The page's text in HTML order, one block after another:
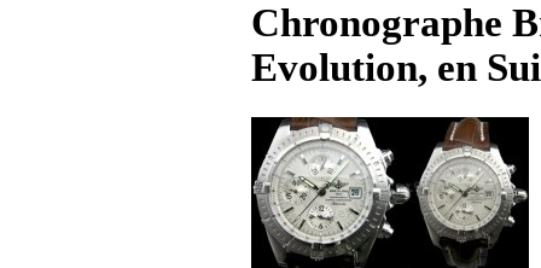
Chronographe
Evolution, en